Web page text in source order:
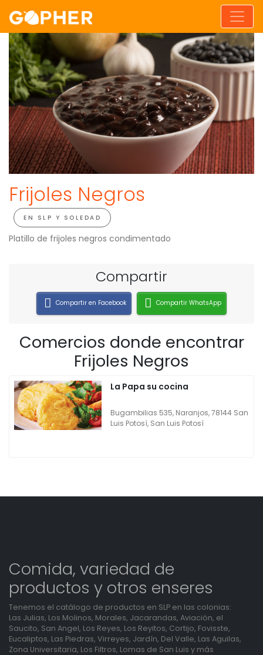
Frijoles Negros
EN SLP Y SOLEDAD
Platillo de frijoles negros condimentado
Compartir
Compartir en Facebook Compartir WhatsApp
Comercios donde encontrar
Frijoles Negros
La Papa su cocina
Bugambilias 535, Naranjos, 78144 San
Luis Potosí, San Luis Potosí
Comida, variedad de
productos y otros enseres
Tenemos el catálogo de productos en SLP en las colonias:
Las Julias, Los Molinos, Morales, Jacarandas, Aviación, el
Saucito, San Angel, Los Reyes, Los Reyitos, Cortijo, Fovisste,
Eucaliptos, Las Piedras, Virreyes, Jardín, Del Valle, Las Aguilas,
Zona Universitaria, Los Filtros, Lomas de San Luis y más